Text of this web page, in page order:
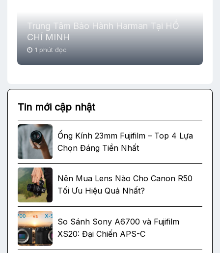
Trung Tâm Bảo Hành Harman Tại HỒ
CHÍ MINH
1 phút đọc
Tin mới cập nhật
Ống Kính 23mm Fujifilm – Top 4 Lựa
Chọn Đáng Tiền Nhất
Nên Mua Lens Nào Cho Canon R50
Tối Ưu Hiệu Quả Nhất?
So Sánh Sony A6700 và Fujifilm
XS20: Đại Chiến APS-C